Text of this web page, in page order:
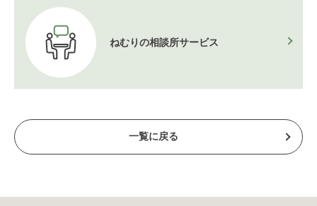
ねむりの相談所サービス
一覧に戻る